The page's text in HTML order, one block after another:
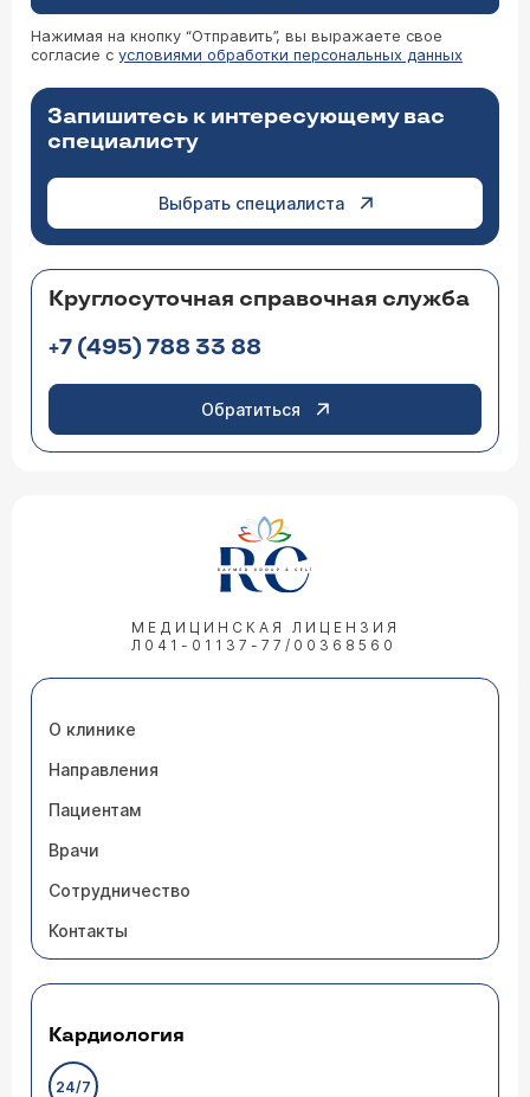
Нажимая на кнопку “Отправить”, вы выражаете свое
согласие с условиями обработки персональных данных
Запишитесь к интересующему вас
специалисту
Выбрать специалиста
Круглосуточная справочная служба
+7 (495) 788 33 88
Обратиться
МЕДИЦИНСКАЯ ЛИЦЕНЗИЯ
Л041-01137-77/00368560
О клинике
Направления
Пациентам
Врачи
Сотрудничество
Контакты
Кардиология
24/7